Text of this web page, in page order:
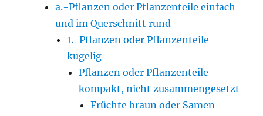
a.-Pflanzen oder Pflanzenteile einfach
und im Querschnitt rund
1.-Pflanzen oder Pflanzenteile
kugelig
Pflanzen oder Pflanzenteile
kompakt, nicht zusammengesetzt
Früchte braun oder Samen